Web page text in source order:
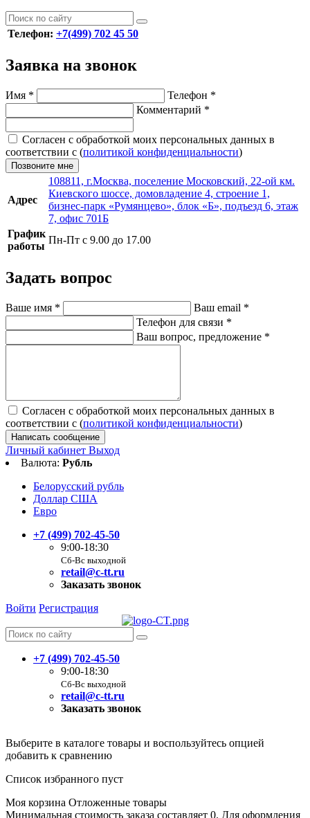
Телефон: +7(499) 702 45 50
Заявка на звонок
Имя * Телефон *
Комментарий *
Согласен с обработкой моих персональных данных в
соответствии с (политикой конфиденциальности)
Позвоните мне
Адрес
108811, г.Москва, поселение Московский, 22-ой км.
Киевского шоссе, домовладение 4, строение 1,
бизнес-парк «Румянцево», блок «Б», подъезд 6, этаж
7, офис 701Б
График
работы
Пн-Пт с 9.00 до 17.00
Задать вопрос
Ваше имя * Ваш email *
Телефон для связи *
Ваш вопрос, предложение *
Согласен с обработкой моих персональных данных в
соответствии с (политикой конфиденциальности)
Написать сообщение
Личный кабинет Выход
Валюта: Рубль
Белорусский рубль
Доллар США
Евро
+7 (499) 702-45-50
9:00-18:30
Сб-Вс выходной
retail@c-tt.ru
Заказать звонок
Войти Регистрация
+7 (499) 702-45-50
9:00-18:30
Сб-Вс выходной
retail@c-tt.ru
Заказать звонок
Выберите в каталоге товары и воспользуйтесь опцией
добавить к сравнению
Список избранного пуст
Моя корзина Отложенные товары
Минимальная стоимость заказа составляет 0. Для оформления